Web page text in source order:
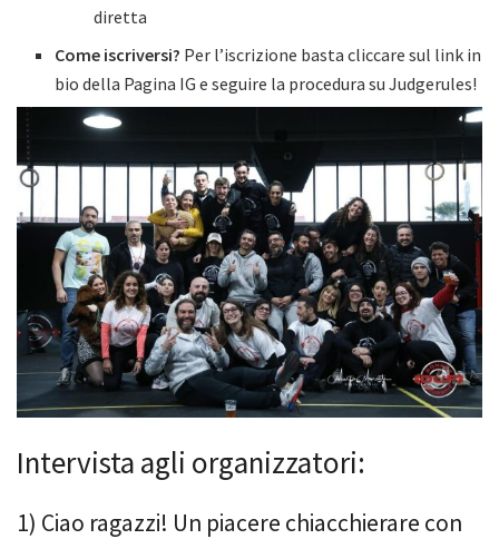
diretta
Come iscriversi? Per l’iscrizione basta cliccare sul link in
bio della Pagina IG e seguire la procedura su Judgerules!
Intervista agli organizzatori:
1) Ciao ragazzi! Un piacere chiacchierare con